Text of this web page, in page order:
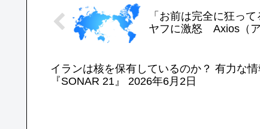
「お前は完全に狂っ
ヤフに激怒 Axios（
イランは核を保有しているのか？ 有力な
『SONAR 21』 2026年6月2日